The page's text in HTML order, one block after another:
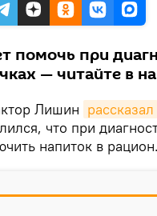
помочь при
— читайте в
Лишин рассказал
что при
напиток в рацион.